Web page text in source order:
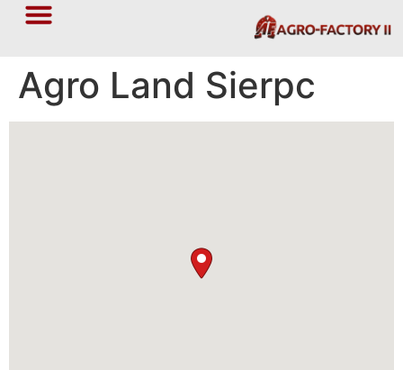
Agro Land Sierpc